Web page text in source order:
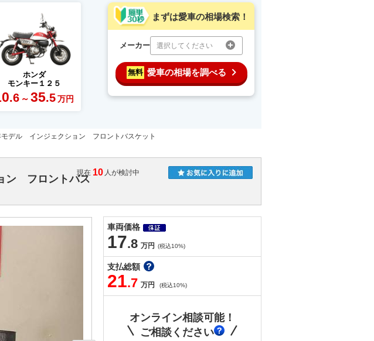
ホンダ
モンキー１２５
.6 ～ 35.5万円
まずは愛車の相場検索！
メーカー 選択してください
無料 愛車の相場を調べる
モデル インジェクション フロントバスケット
現在 10 人が検討中
ン フロントバス
車両価格
17.8 万円 (税込10%)
支払総額
21.7 万円 (税込10%)
オンライン相談可能！
ご相談ください